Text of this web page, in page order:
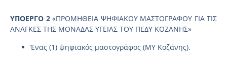
ΥΠΟΕΡΓΟ 2«ΠΡΟΜΗΘΕΙΑ ΨΗΦΙΑΚΟΥ ΜΑΣΤΟΓΡΑΦΟΥ ΓΙΑ ΤΙΣ
ΑΝΑΓΚΕΣ ΤΗΣ ΜΟΝΑΔΑΣ ΥΓΕΙΑΣ ΤΟΥ ΠΕΔΥ ΚΟΖΑΝΗΣ»
Ένας (1) ψηφιακός μαστογράφος (ΜΥ Κοζάνης).